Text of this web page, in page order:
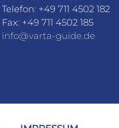
Telefon: +49 711 4502 182
Fax: +49 711 4502 185
info@varta-guide.de